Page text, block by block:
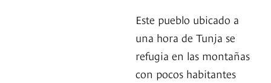
Este pueblo ubicado a
una hora de Tunja se
refugia en las montañas
con pocos habitantes